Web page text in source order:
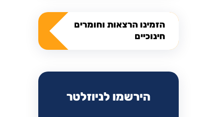
הזמינו הרצאות וחומרים
חינוכיים
הירשמו לניוזלטר